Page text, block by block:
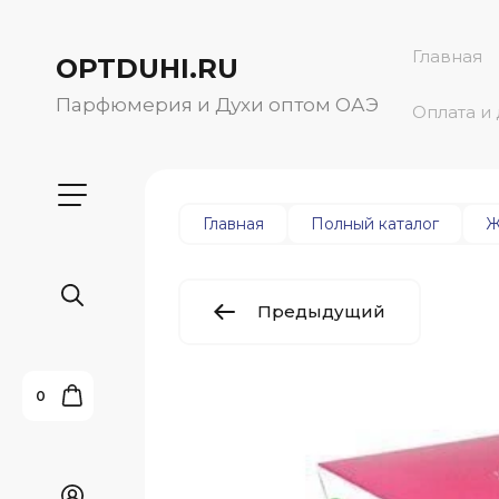
0
OPTDUHI.RU
Парфюмерия и Духи оптом ОАЭ
Главная
Оплата и
Главная Полный каталог
Предыдущий